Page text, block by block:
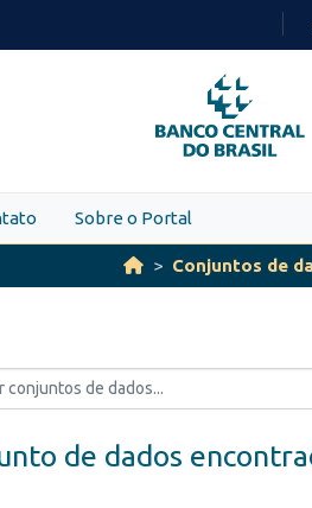
PARA
O
CONTEÚDO
Sobre o Portal
Conjuntos de
de dados